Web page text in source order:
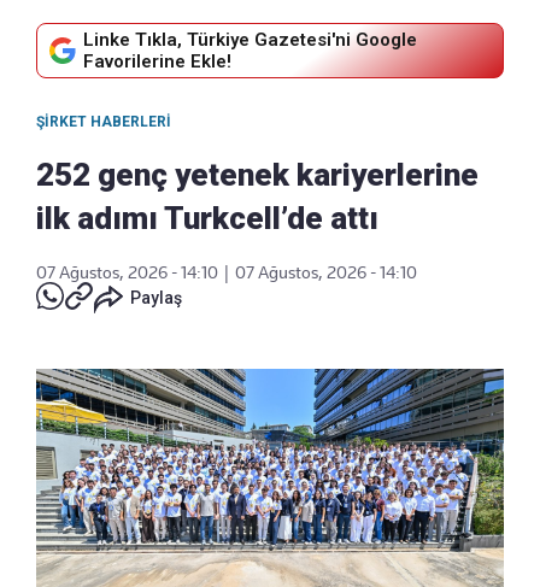
Linke Tıkla, Türkiye Gazetesi'ni Google
Favorilerine Ekle!
ŞIRKET HABERLERI
252 genç yetenek kariyerlerine
ilk adımı Turkcell’de attı
07 Ağustos, 2026 - 14:10
07 Ağustos, 2026 - 14:10
Paylaş